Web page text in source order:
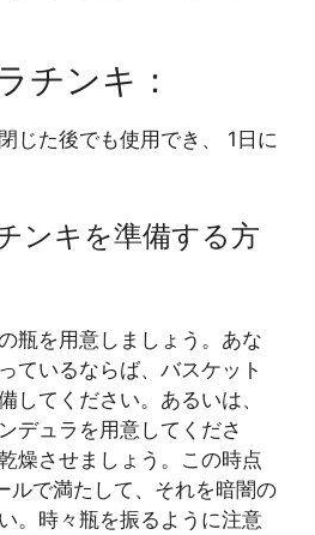
チンキ：
じた後でも使用でき、 1日に
ンキを準備する方
瓶を用意しましょう。あな
ているならば、バスケット
してください。あるいは、
デュラを用意してくださ
燥させましょう。この時点
ルで満たして、それを暗闇の
。時々瓶を振るように注意